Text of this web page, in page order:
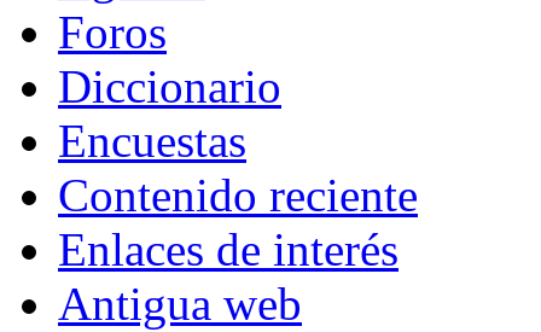
Foros
Diccionario
Encuestas
Contenido reciente
Enlaces de interés
Antigua web